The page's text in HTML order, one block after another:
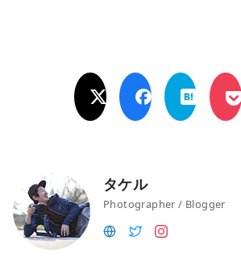
タケル
Photographer / Blogger